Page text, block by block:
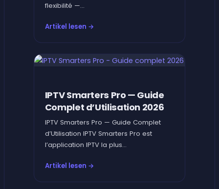
flexibilité —...
Artikel lesen →
IPTV Smarters Pro — Guide
Complet d’Utilisation 2026
IPTV Smarters Pro — Guide Complet
d’Utilisation IPTV Smarters Pro est
l’application IPTV la plus...
Artikel lesen →